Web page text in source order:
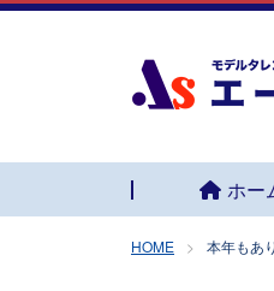
ホー
HOME 本年もあ